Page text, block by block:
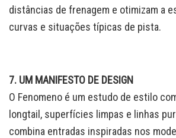
distâncias de frenagem e otimizam a
curvas e situações típicas de pista.
7. UM MANIFESTO DE DESIGN
O Fenomeno é um estudo de estilo
longtail, superfícies limpas e linhas
combina entradas inspiradas nos